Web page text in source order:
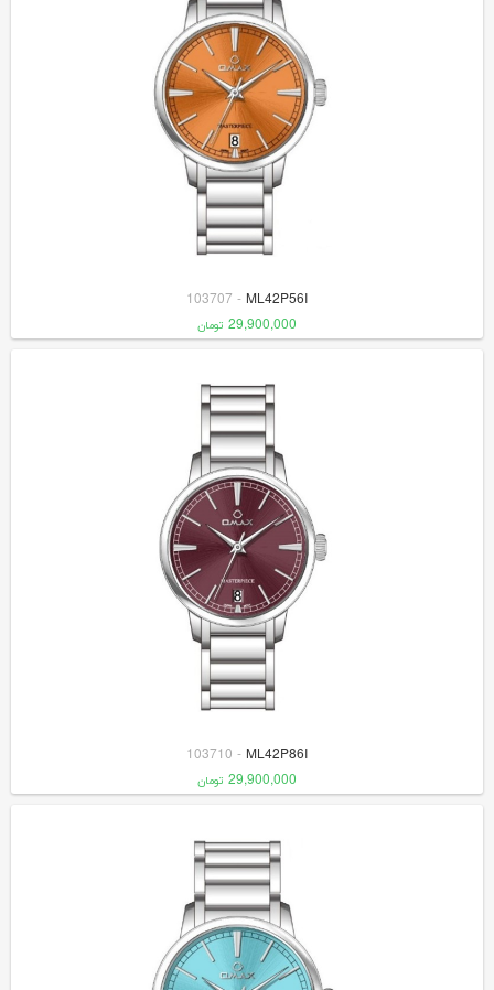
ML42P56I
-
103707
29,900,000 تومان
ML42P86I
-
103710
29,900,000 تومان